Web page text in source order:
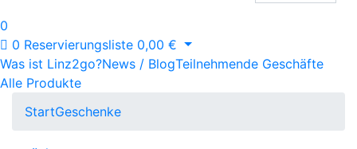
0
0 Reservierungsliste 0,00 €
Was ist Linz2go?News / BlogTeilnehmende Geschäfte
Alle Produkte
StartGeschenke